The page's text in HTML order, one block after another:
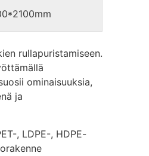
rullapuristamiseen.
ominaisuuksia,
ja
, LDPE-, HDPE-